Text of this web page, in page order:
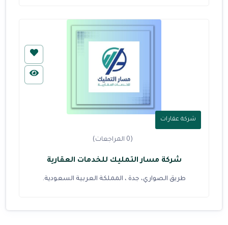
شركة عقارات
(0 المراجعات)
شركة مسار التمليك للخدمات العقارية
طريق الصواري، جدة ، المملكة العربية السعودية.